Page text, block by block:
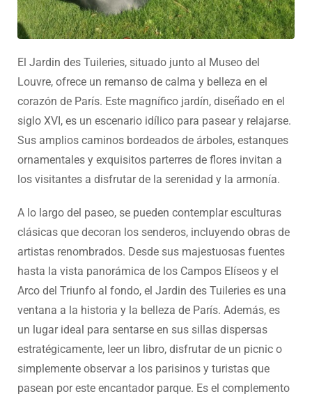
El Jardin des Tuileries, situado junto al Museo del
Louvre, ofrece un remanso de calma y belleza en el
corazón de París. Este magnífico jardín, diseñado en el
siglo XVI, es un escenario idílico para pasear y relajarse.
Sus amplios caminos bordeados de árboles, estanques
ornamentales y exquisitos parterres de flores invitan a
los visitantes a disfrutar de la serenidad y la armonía.
A lo largo del paseo, se pueden contemplar esculturas
clásicas que decoran los senderos, incluyendo obras de
artistas renombrados. Desde sus majestuosas fuentes
hasta la vista panorámica de los Campos Elíseos y el
Arco del Triunfo al fondo, el Jardin des Tuileries es una
ventana a la historia y la belleza de París. Además, es
un lugar ideal para sentarse en sus sillas dispersas
estratégicamente, leer un libro, disfrutar de un picnic o
simplemente observar a los parisinos y turistas que
pasean por este encantador parque. Es el complemento